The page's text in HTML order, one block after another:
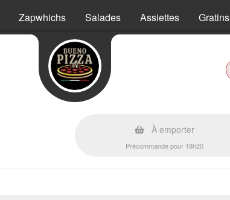
Zapwhichs Salades Assiettes Gratins
À emporter
Précommande pour 18h20